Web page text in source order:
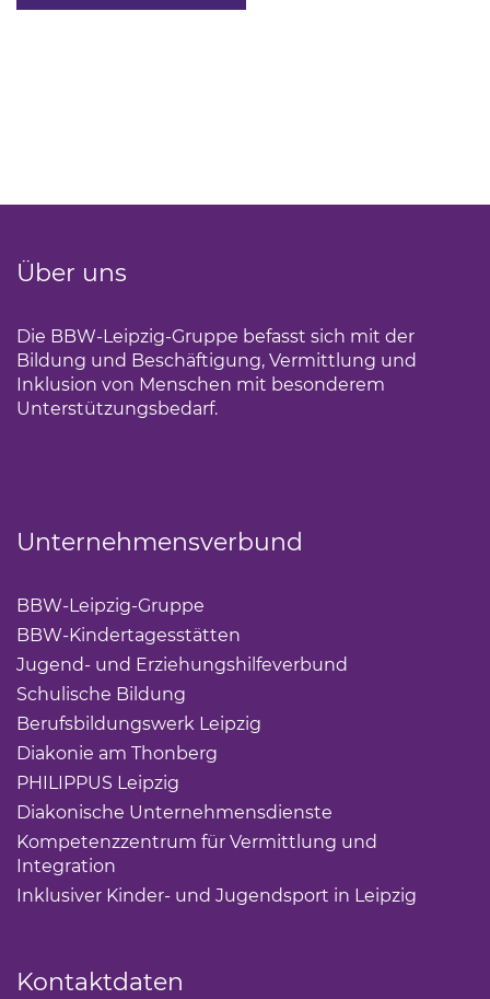
Über uns
Die BBW-Leipzig-Gruppe befasst sich mit der
Bildung und Beschäftigung, Vermittlung und
Inklusion von Menschen mit besonderem
Unterstützungsbedarf.
Unternehmensverbund
BBW-Leipzig-Gruppe
BBW-Kindertagesstätten
Jugend- und Erziehungshilfeverbund
Schulische Bildung
Berufsbildungswerk Leipzig
Diakonie am Thonberg
PHILIPPUS Leipzig
Diakonische Unternehmensdienste
Kompetenzzentrum für Vermittlung und
Integration
Inklusiver Kinder- und Jugendsport in Leipzig
Kontaktdaten